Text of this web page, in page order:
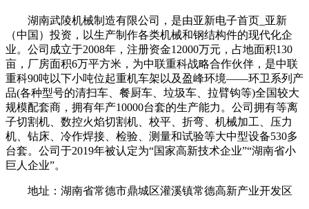
湖南武陵机械制造有限公司，是由亚新电子首页_亚新
（中国）投资，以生产制作各类机械和钢结构件的现代化企
业。公司成立于2008年，注册资金12000万元，占地面积130
亩，厂房面积6万平方米，为中联重科战略合作伙伴，是中联
重科90吨以下小吨位起重机车架以及盈峰环境——环卫系列产
品(各种型号的清扫车、餐厨车、垃圾车、拉臂钩等)全国较大
规模配套商，拥有年产10000台套的生产能力。公司拥有等离
子切割机、数控火焰切割机、校平、折弯、机械加工、压力
机、钻床、冷作焊接、检验、测量和试验等大中型设备530多
台套。公司于2019年被认定为“国家高新技术企业”“湖南省小
巨人企业”。
地址：湖南省常德市鼎城区灌溪镇常德高新产业开发区